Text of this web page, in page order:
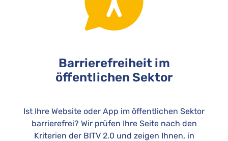
Barrierefreiheit im
öffentlichen Sektor
Ist Ihre Website oder App im öffentlichen Sektor
barrierefrei? Wir prüfen Ihre Seite nach den
Kriterien der BITV 2.0 und zeigen Ihnen, in